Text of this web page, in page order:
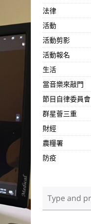
法律
活動
活動剪影
活動報名
生活
當音樂來敲門
節目自律委員會
群星薈三重
財經
農糧署
防疫